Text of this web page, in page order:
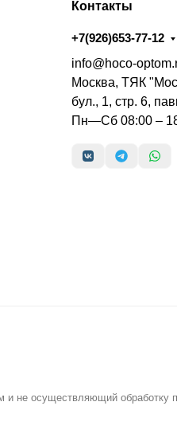
Контакты
+7(926)653-77-12
info@hoco-
Москва, ТЯК
бул., 1, стр. 6,
Пн—Сб 08:00 –
не осуществляющий обработку